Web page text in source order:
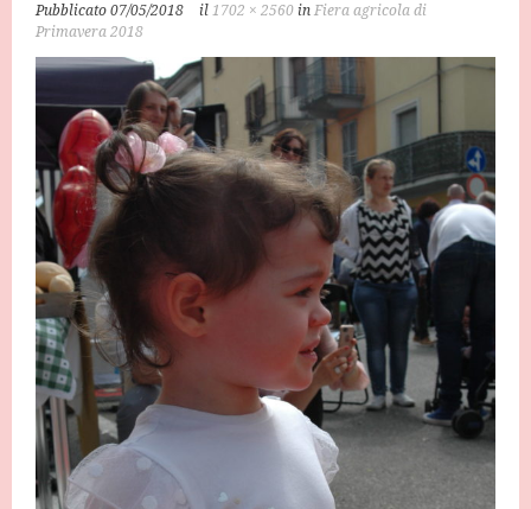
Pubblicato07/05/2018 il1702 × 2560 inFiera agricola di
Primavera 2018